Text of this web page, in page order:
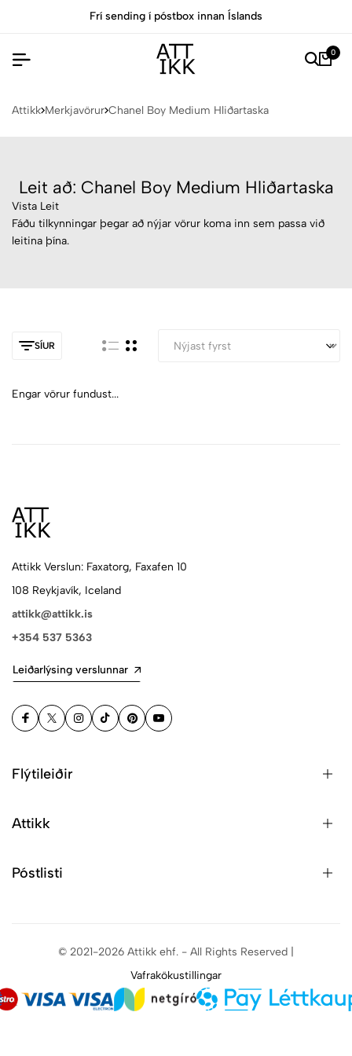
Frí sending í póstbox innan Íslands
0
Attikk Merkjavörur Chanel Boy Medium Hliðartaska
Leit að: Chanel Boy Medium Hliðartaska
Vista Leit
Fáðu tilkynningar þegar að nýjar vörur koma inn sem passa við
leitina þína.
SÍUR
Engar vörur fundust...
Attikk Verslun: Faxatorg, Faxafen 10
108 Reykjavík, Iceland
attikk@attikk.is
+354 537 5363
Leiðarlýsing verslunnar
Flýtileiðir
Attikk
Póstlisti
© 2021-2026 Attikk ehf. - All Rights Reserved |
Vafrakökustillingar